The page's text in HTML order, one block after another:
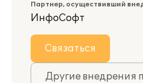
Партнер, осуществивший
ИнфоСофт
Связаться
Другие внедрения